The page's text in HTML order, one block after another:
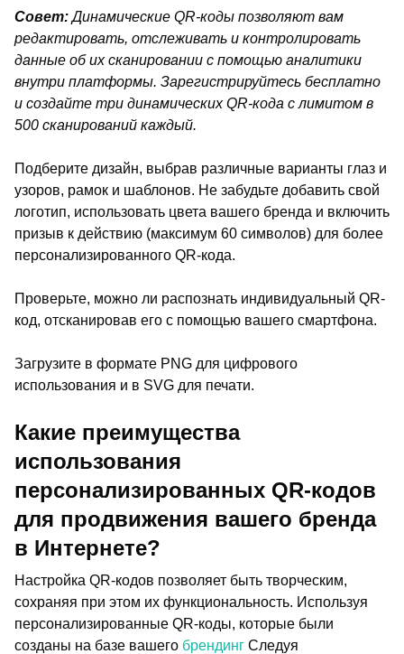
Совет:Динамические QR-коды позволяют вам
редактировать, отслеживать и контролировать
данные об их сканировании с помощью аналитики
внутри платформы. Зарегистрируйтесь бесплатно
и создайте три динамических QR-кода с лимитом в
500 сканирований каждый.
Подберите дизайн, выбрав различные варианты глаз и
узоров, рамок и шаблонов. Не забудьте добавить свой
логотип, использовать цвета вашего бренда и включить
призыв к действию (максимум 60 символов) для более
персонализированного QR-кода.
Проверьте, можно ли распознать индивидуальный QR-
код, отсканировав его с помощью вашего смартфона.
Загрузите в формате PNG для цифрового
использования и в SVG для печати.
Какие преимущества
использования
персонализированных QR-кодов
для продвижения вашего бренда
в Интернете?
Настройка QR-кодов позволяет быть творческим,
сохраняя при этом их функциональность. Используя
персонализированные QR-коды, которые были
созданы на базе вашего брендинг Следуя